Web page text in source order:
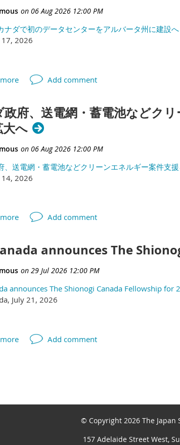
ナダで初のデータセンターをアルバータ州に建設へ
2026
政府、送電網・蓄電池などク
へ
、送電網・蓄電池などクリーンエネルギー案件支
2026
announces The
announces The Shionogi Canada Fellowship for
July 21, 2026
© Copyright 2026 The Japan
157 Adelaide Street West,